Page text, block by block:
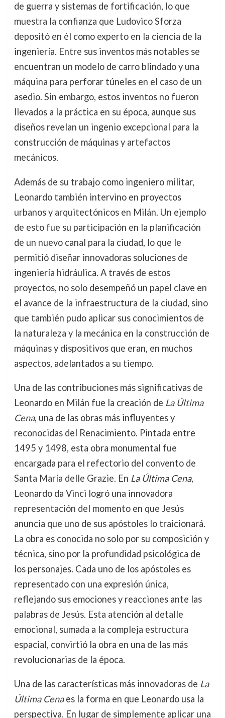
de guerra y sistemas de fortificación, lo que
muestra la confianza que Ludovico Sforza
depositó en él como experto en la ciencia de la
ingeniería. Entre sus inventos más notables se
encuentran un modelo de carro blindado y una
máquina para perforar túneles en el caso de un
asedio. Sin embargo, estos inventos no fueron
llevados a la práctica en su época, aunque sus
diseños revelan un ingenio excepcional para la
construcción de máquinas y artefactos
mecánicos.
Además de su trabajo como ingeniero militar,
Leonardo también intervino en proyectos
urbanos y arquitectónicos en Milán. Un ejemplo
de esto fue su participación en la planificación
de un nuevo canal para la ciudad, lo que le
permitió diseñar innovadoras soluciones de
ingeniería hidráulica. A través de estos
proyectos, no solo desempeñó un papel clave en
el avance de la infraestructura de la ciudad, sino
que también pudo aplicar sus conocimientos de
la naturaleza y la mecánica en la construcción de
máquinas y dispositivos que eran, en muchos
aspectos, adelantados a su tiempo.
Una de las contribuciones más significativas de
Leonardo en Milán fue la creación de La Última
Cena, una de las obras más influyentes y
reconocidas del Renacimiento. Pintada entre
1495 y 1498, esta obra monumental fue
encargada para el refectorio del convento de
Santa María delle Grazie. En La Última Cena,
Leonardo da Vinci logró una innovadora
representación del momento en que Jesús
anuncia que uno de sus apóstoles lo traicionará.
La obra es conocida no solo por su composición y
técnica, sino por la profundidad psicológica de
los personajes. Cada uno de los apóstoles es
representado con una expresión única,
reflejando sus emociones y reacciones ante las
palabras de Jesús. Esta atención al detalle
emocional, sumada a la compleja estructura
espacial, convirtió la obra en una de las más
revolucionarias de la época.
Una de las características más innovadoras de La
Última Cenaes la forma en que Leonardo usa la
perspectiva. En lugar de simplemente aplicar una